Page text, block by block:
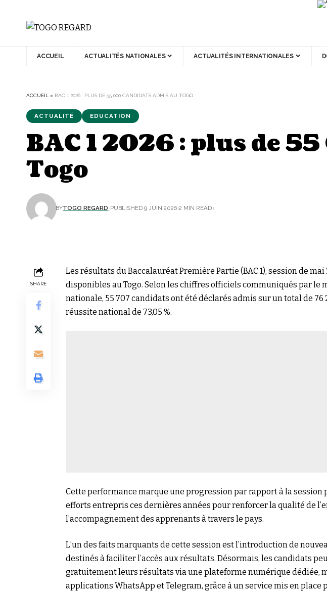
ACCUEIL ACTUALITÉS NATIONALES ACTUALITÉS INTERNATIONALES
ACCUEIL » BAC 1 2026 : PLUS DE 55 000 CANDIDATS ADMIS AU TOGO
ACTUALITÉ EDUCATION
BAC 1 2026 : plus de
Togo
BYTOGO REGARD PUBLISHED 9 JUIN 2026 2 MIN READ
SHARE
Les résultats du Baccalauréat Première Partie (BAC 1), session de
disponibles au Togo. Selon les chiffres officiels communiqués par le
nationale, 55 707 candidats ont été déclarés admis sur un total de 76
réussite national de 73,05 %.
Cette performance marque une progression par rapport à la session
efforts entrepris ces dernières années pour renforcer la qualité de
l’accompagnement des apprenants à travers le pays.
L’un des faits marquants de cette session est l’introduction de
destinés à faciliter l’accès aux résultats. Désormais, les candidats
gratuitement leurs résultats via une plateforme numérique dédiée,
applications WhatsApp et Telegram, grâce à un service mis en place